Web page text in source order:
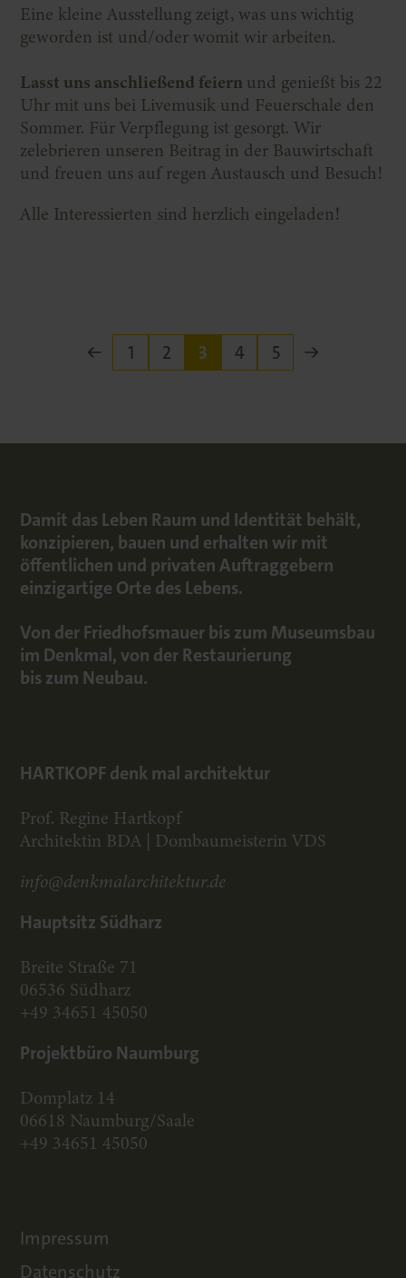
Eine kleine Ausstellung zeigt, was uns wichtig
geworden ist und/oder womit wir arbeiten.
Lasst uns anschließend feiern und genießt bis 22
Uhr mit uns bei Livemusik und Feuerschale den
Sommer. Für Verpflegung ist gesorgt. Wir
zelebrieren unseren Beitrag in der Bauwirtschaft
und freuen uns auf regen Austausch und Besuch!
Alle Interessierten sind herzlich eingeladen!
1 2 3 4 5
Damit das Leben Raum und Identität behält,
konzipieren, bauen und erhalten wir mit
öffentlichen und privaten Auftraggebern
einzigartige Orte des Lebens.
Von der Friedhofsmauer bis zum Museumsbau
im Denkmal, von der Restaurierung
bis zum Neubau.
HARTKOPF denk mal architektur
Prof. Regine Hartkopf
Architektin BDA | Dombaumeisterin VDS
info@denkmalarchitektur.de
Hauptsitz Südharz
Breite Straße 71
06536 Südharz
+49 34651 45050
Projektbüro Naumburg
Domplatz 14
06618 Naumburg/Saale
+49 34651 45050
Impressum
Datenschutz